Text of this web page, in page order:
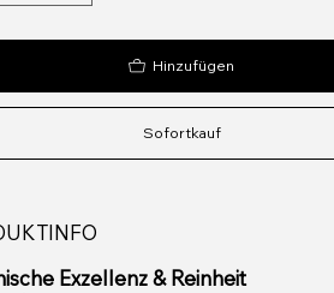
Hinzufügen
Sofortkauf
Exzellenz & Reinheit